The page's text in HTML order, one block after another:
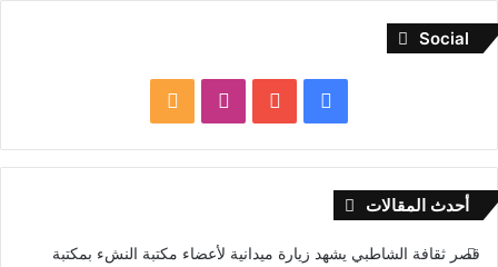
Social
فيسبوك يوتيوب انستقرام
الموقع
أحدث المقالات
قصر ثقافة الشاطبي يشهد زيارة ميدانية لأعضاء مكتبة النشء بمكتبة